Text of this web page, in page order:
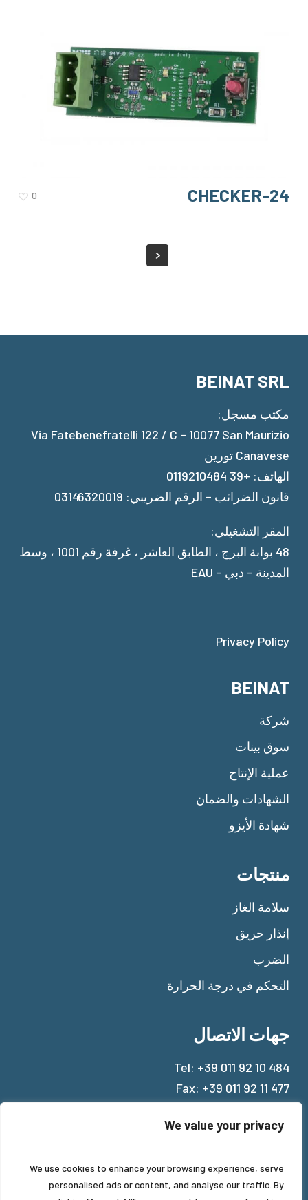
We value your privacy
We use cookies to enhance your browsing experience, serve
personalised ads or content, and analyse our traffic. By
CHECKER-24
0
BEINAT SRL
مكتب مسجل:
Via Fatebenefratelli 122 / C – 10077 San Maurizio
Canavese تورين
الهاتف: +39 0119210484
قانون الضرائب – الرقم الضريبي: 03146320019
المقر التشغيلي:
48 بوابة البرج ، الطابق العاشر ، غرفة رقم 1001 ، وسط
المدينة – دبي – EAU
Privacy Policy
BEINAT
شركة
سوق بينات
عملية الإنتاج
الشهادات والضمان
شهادة الأيزو
منتجات
سلامة الغاز
إنذار حريق
الضرب
التحكم في درجة الحرارة
جهات الاتصال
Tel: +39 011 92 10 484
Fax: +39 011 92 11 477